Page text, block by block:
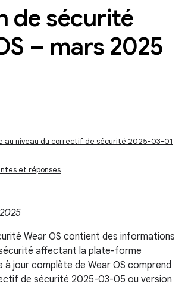
de sécurité
– mars 2025
au niveau du correctif de sécurité 2025-03-01
et réponses
Wear OS contient des informations
affectant la plate-forme
à jour complète de Wear OS comprend
de sécurité 2025-03-05 ou version